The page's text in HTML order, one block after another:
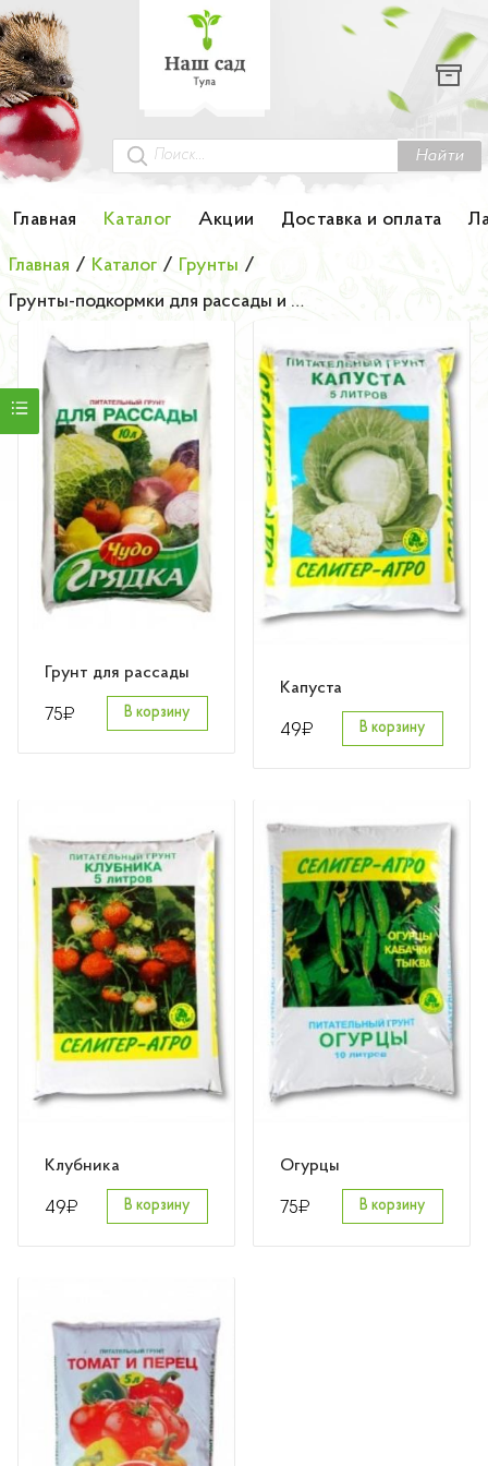
Найти
Главная Каталог Акции Доставка и оплата
Каталог
Гортензии
Грунты
Колоновидные деревья
Лук-севок
Малина
Мини-деревья
НОВИНКА Английские и Японские розы
Саженцы плодовые
Главная / Каталог / Грунты /
Грунты-подкормки для рассады и овощных культур серии
Грунт для рассады
75₽ В корзину
Капуста
49₽ В корзину
Клубника
49₽ В корзину
Огурцы
75₽ В корзину